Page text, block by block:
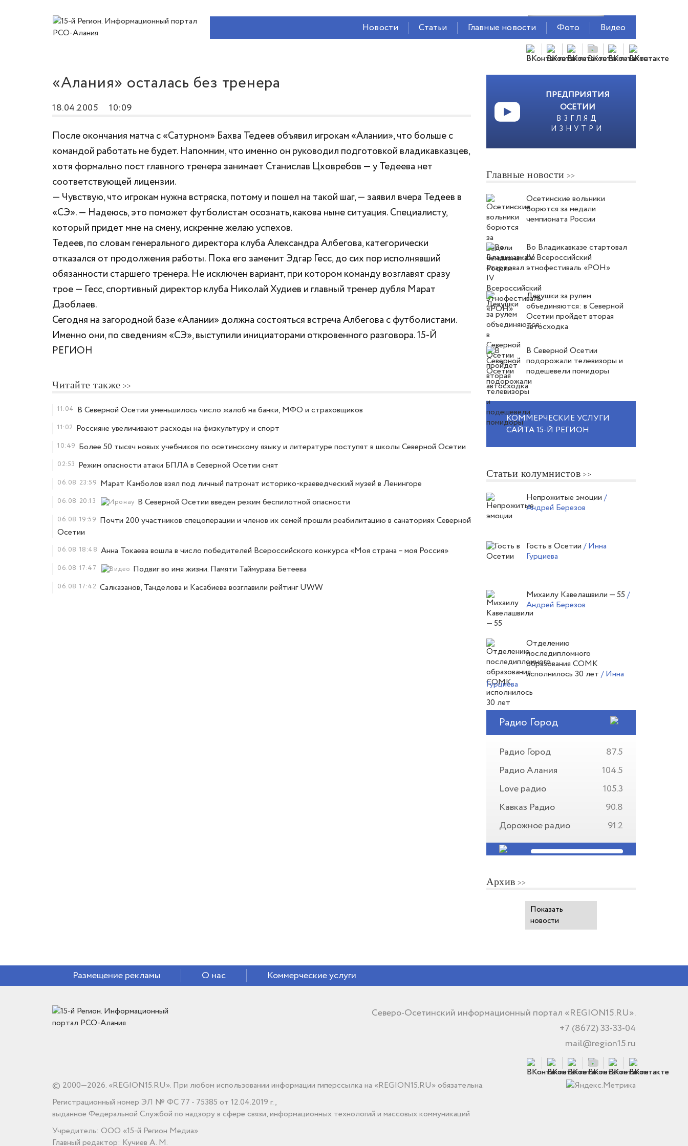
3.17 м/с
Новости Статьи Главные новости Фото Видео
«Алания» осталась без тренера
18.04.2005 10:09
После окончания матча с «Сатурном» Бахва Тедеев объявил игрокам «Алании», что больше с
командой работать не будет. Напомним, что именно он руководил подготовкой владикавказцев,
хотя формально пост главного тренера занимает Станислав Цховребов — у Тедеева нет
соответствующей лицензии.
— Чувствую, что игрокам нужна встряска, потому и пошел на такой шаг, — заявил вчера Тедеев в
«СЭ». — Надеюсь, это поможет футболистам осознать, какова ныне ситуация. Специалисту,
который придет мне на смену, искренне желаю успехов.
Тедеев, по словам генерального директора клуба Александра Албегова, категорически
отказался от продолжения работы. Пока его заменит Эдгар Гесс, до сих пор исполнявший
обязанности старшего тренера. Не исключен вариант, при котором команду возглавят сразу
трое — Гесс, спортивный директор клуба Николай Худиев и главный тренер дубля Марат
Дзоблаев.
Сегодня на загородной базе «Алании» должна состояться встреча Албегова с футболистами.
Именно они, по сведениям «СЭ», выступили инициаторами откровенного разговора. 15-Й
РЕГИОН
Читайте также
11:04 В Северной Осетии уменьшилось число жалоб на банки, МФО и страховщиков
11:02 Россияне увеличивают расходы на физкультуру и спорт
10:49 Более 50 тысяч новых учебников по осетинскому языку и литературе поступят в школы Северной Осетии
02:53 Режим опасности атаки БПЛА в Северной Осетии снят
06.08 23:59 Марат Камболов взял под личный патронат историко-краеведческий музей в Ленингоре
06.08 20:13 В Северной Осетии введен режим беспилотной опасности
06.08 19:59 Почти 200 участников спецоперации и членов их семей прошли реабилитацию в санаториях Северной
Осетии
06.08 18:48 Анна Токаева вошла в число победителей Всероссийского конкурса «Моя страна – моя Россия»
06.08 17:47 Подвиг во имя жизни. Памяти Таймураза Бетеева
06.08 17:42 Салказанов, Танделова и Касабиева возглавили рейтинг UWW
ПРЕДПРИЯТИЯ
ОСЕТИИ
ВЗГЛЯД
ИЗНУТРИ
Главные новости
Осетинские вольники
борются за медали
чемпионата России
Во Владикавказе стартовал
IV Всероссийский
этнофестиваль «РОН»
Девушки за рулем
объединяются: в Северной
Осетии пройдет вторая
автосходка
В Северной Осетии
подорожали телевизоры и
подешевели помидоры
КОММЕРЧЕСКИЕ УСЛУГИ
САЙТА 15-Й РЕГИОН
Статьи колумнистов
Непрожитые эмоции/
Андрей Березов
Гость в Осетии/ Инна
Гурциева
Михаилу Кавелашвили — 55/
Андрей Березов
Отделению
последипломного
образования СОМК
исполнилось 30 лет/ Инна
Гурциева
Радио Город
Радио Город
87.5
Радио Алания
104.5
Love радио
105.3
Кавказ Радио
90.8
Дорожное радио
91.2
Архив
Показать
новости
Размещение рекламы О нас Коммерческие услуги
Северо-Осетинский информационный портал «REGION15.RU».
+7 (8672) 33-33-04
mail@region15.ru
© 2000—2026. «REGION15.RU». При любом использовании информации гиперссылка на «REGION15.RU» обязательна.
Регистрационный номер ЭЛ № ФС 77 - 75385 от 12.04.2019 г.,
выданное Федеральной Службой по надзору в сфере связи, информационных технологий и массовых коммуникаций
Учредитель: ООО «15-й Регион Медиа»
Главный редактор: Кучиев А. М.